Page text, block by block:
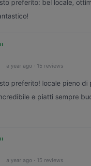
preferito: bel locale,
"
a year ago · 15 reviews
preferito! locale pieno di
e piatti sempre
"
a year ago · 15 reviews